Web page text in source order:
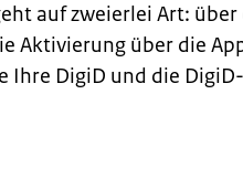
auf zweierlei Art:
Aktivierung über die
Ihre DigiD und die